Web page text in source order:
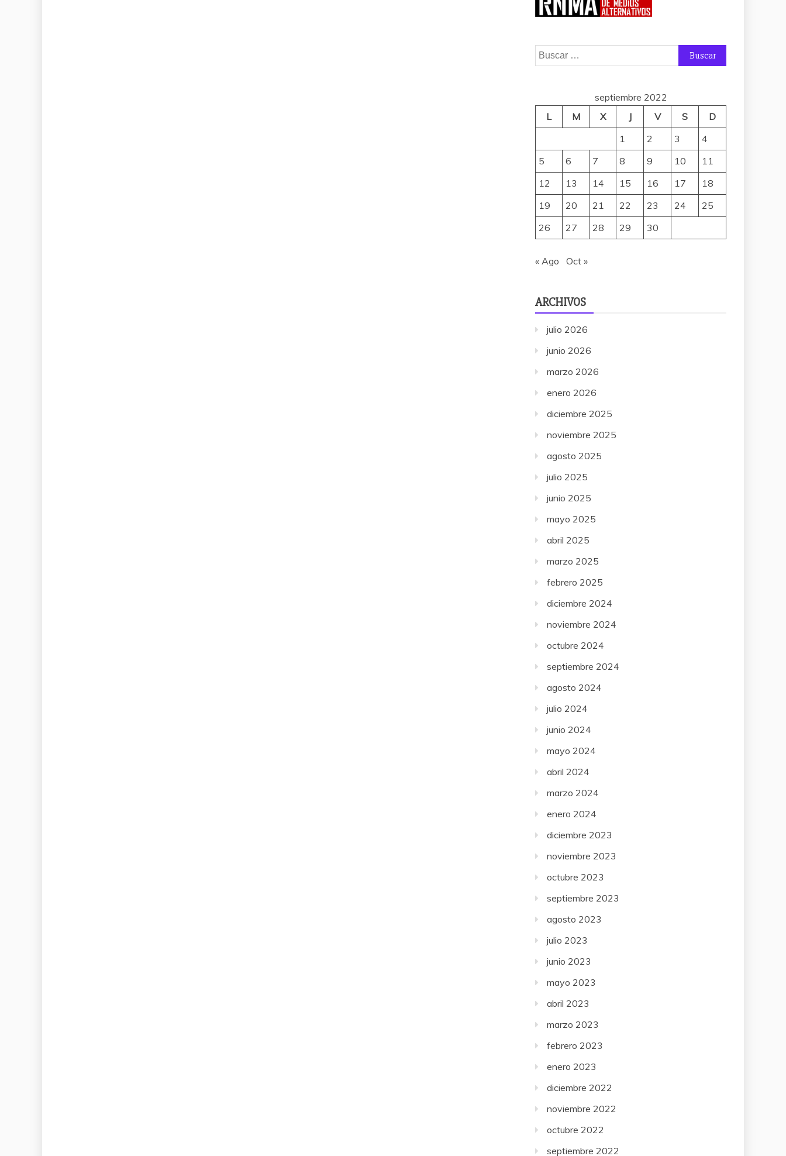
Buscar:
septiembre 2022
L
M X J V S
D
1
2 3
4
5
6 7 8 9 10
11
12
13 14 15 16 17
18
19
20 21 22 23 24
25
26
27 28 29 30
« Ago Oct »
ARCHIVOS
julio 2026
junio 2026
marzo 2026
enero 2026
diciembre 2025
noviembre 2025
agosto 2025
julio 2025
junio 2025
mayo 2025
abril 2025
marzo 2025
febrero 2025
diciembre 2024
noviembre 2024
octubre 2024
septiembre 2024
agosto 2024
julio 2024
junio 2024
mayo 2024
abril 2024
marzo 2024
enero 2024
diciembre 2023
noviembre 2023
octubre 2023
septiembre 2023
agosto 2023
julio 2023
junio 2023
mayo 2023
abril 2023
marzo 2023
febrero 2023
enero 2023
diciembre 2022
noviembre 2022
octubre 2022
septiembre 2022